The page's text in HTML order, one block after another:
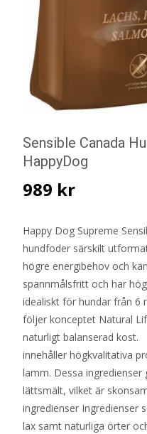
Sensible Canada
HappyDog
989 kr
Happy Dog Supreme
hundfoder särskilt
högre energibehov och
spannmålsfritt och har
idealiskt för hundar från 6
följer konceptet Natural
naturligt balanserad
innehåller högkvalitativa
lamm. Dessa
lättsmält, vilket är
ingredienser Ingredienser
lax samt naturliga örter